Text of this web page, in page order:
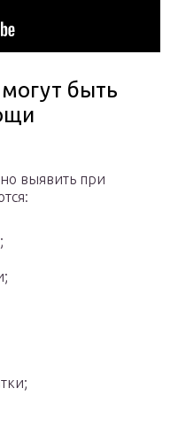
быть
выявить при